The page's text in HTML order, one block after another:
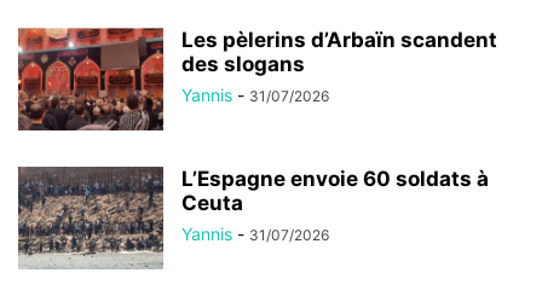
Les pèlerins d’Arbaïn scandent
des slogans
Yannis - 31/07/2026
L’Espagne envoie 60 soldats à
Ceuta
Yannis - 31/07/2026